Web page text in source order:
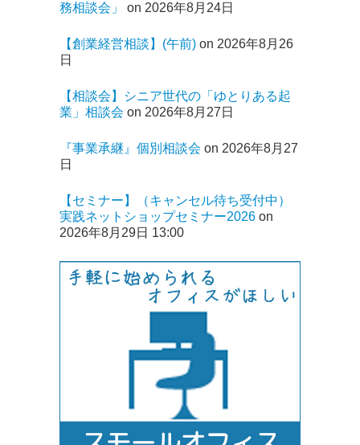
務相談会」
on 2026年8月24日
【創業経営相談】(午前) on 2026年8月26
日
【相談会】シニア世代の「ゆとりある起
業」相談会 on 2026年8月27日
『事業承継』個別相談会 on 2026年8月27
日
【セミナー】（キャンセル待ち受付中）
実践ネットショップセミナー2026 on
2026年8月29日 13:00